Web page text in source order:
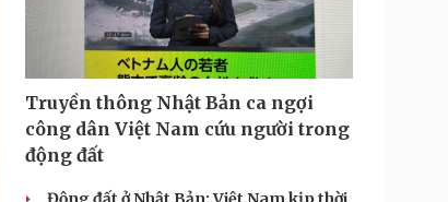
Truyền thông Nhật Bản ca ngợi
công dân Việt Nam cứu người trong
động đất